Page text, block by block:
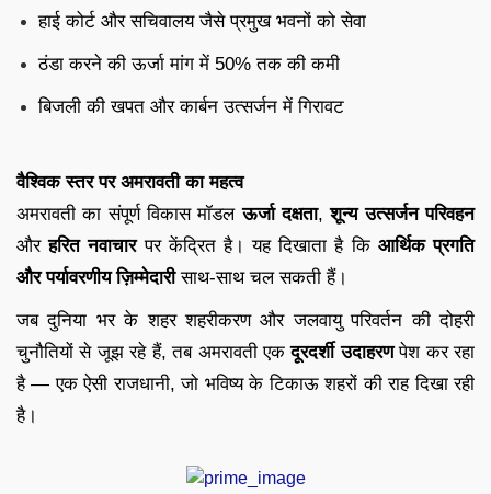
हाई कोर्ट और सचिवालय जैसे प्रमुख भवनों को सेवा
ठंडा करने की ऊर्जा मांग में 50% तक की कमी
बिजली की खपत और कार्बन उत्सर्जन में गिरावट
वैश्विक स्तर पर अमरावती का महत्व
अमरावती का संपूर्ण विकास मॉडलऊर्जा दक्षता,शून्य उत्सर्जन परिवहन
औरहरित नवाचारपर केंद्रित है। यह दिखाता है कि आर्थिक प्रगति
और पर्यावरणीय ज़िम्मेदारीसाथ-साथ चल सकती हैं।
जब दुनिया भर के शहर शहरीकरण और जलवायु परिवर्तन की दोहरी
चुनौतियों से जूझ रहे हैं, तब अमरावती एकदूरदर्शी उदाहरणपेश कर रहा
है — एक ऐसी राजधानी, जो भविष्य के टिकाऊ शहरों की राह दिखा रही
है।